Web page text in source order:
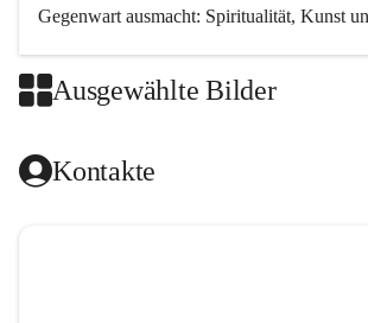
Gegenwart ausmacht: Spiritualität, Kunst
Kirchenmusik, dem kunstvollen Lob Gottes.
Das kirchenmusikalische Festival Cellensis
Ausgewählte Bilder
Kontakte